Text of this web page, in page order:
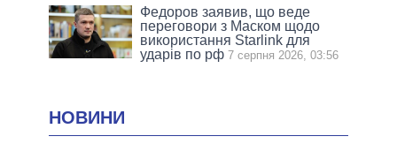
Федоров заявив, що веде
переговори з Маском щодо
використання Starlink для
ударів по рф 7 серпня 2026, 03:56
НОВИНИ